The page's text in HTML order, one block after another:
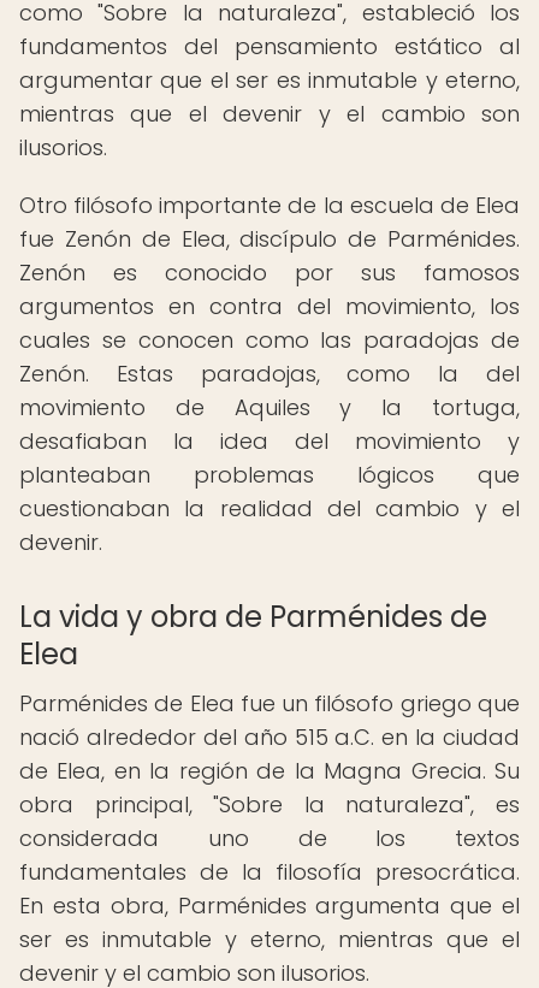
como "Sobre la naturaleza", estableció los
fundamentos del pensamiento estático al
argumentar que el ser es inmutable y eterno,
mientras que el devenir y el cambio son
ilusorios.
Otro filósofo importante de la escuela de Elea
fue Zenón de Elea, discípulo de Parménides.
Zenón es conocido por sus famosos
argumentos en contra del movimiento, los
cuales se conocen como las paradojas de
Zenón. Estas paradojas, como la del
movimiento de Aquiles y la tortuga,
desafiaban la idea del movimiento y
planteaban problemas lógicos que
cuestionaban la realidad del cambio y el
devenir.
La vida y obra de Parménides de
Elea
Parménides de Elea fue un filósofo griego que
nació alrededor del año 515 a.C. en la ciudad
de Elea, en la región de la Magna Grecia. Su
obra principal, "Sobre la naturaleza", es
considerada uno de los textos
fundamentales de la filosofía presocrática.
En esta obra, Parménides argumenta que el
ser es inmutable y eterno, mientras que el
devenir y el cambio son ilusorios.